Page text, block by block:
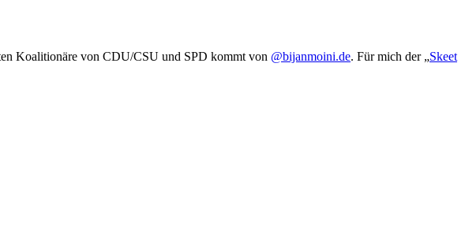
Koalitionäre von CDU/CSU und SPD kommt von @bijanmoini.de. Für mich der „Skeet